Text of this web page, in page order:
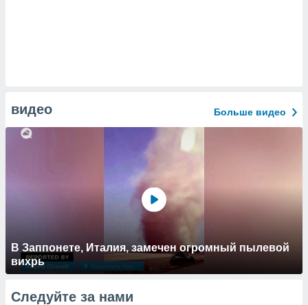
видео Больше видео
В Заппонете, Италия, замечен огромный пылевой
вихрь
Следуйте за нами